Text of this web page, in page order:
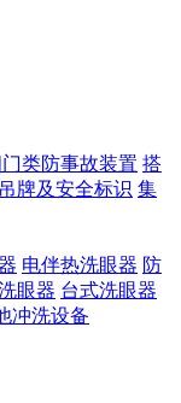
类防事故装置 搭
吊牌及安全标识 集
电伴热洗眼器 防
眼器 台式洗眼器
冲洗设备